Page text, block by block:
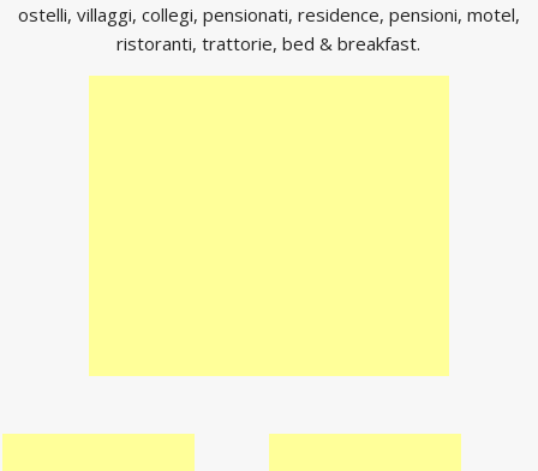
ostelli, villaggi, collegi, pensionati, residence, pensioni, motel,
ristoranti, trattorie, bed & breakfast.